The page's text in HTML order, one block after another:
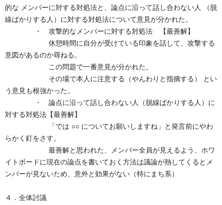
的な メンバーに対する対処法と、論点に沿って話し合わない人 （脱
線ばかりする人）に対する対処法について意見が分かれた。
・ 攻撃的なメンバーに対する対処法 【最善解】
休憩時間に自分が受けている印象を話して、攻撃する
意図があるのか尋ねる。
この問題で一番意見が分かれた。
その場で本人に注意する（やんわりと指摘する） とい
う意見も根強かった。
・ 論点に沿って話し合わない人（脱線ばかりする人）に
対する対処法【最善解】
「では ○○ についてお願いしますね」と発言前にやわ
らかく釘をさす。
最善解と思われた、メンバー全員が見えるよう、ホワ
イトボードに現在の論点を書いておく方法は議論が熱してくるとメ
ンバーが見ないため、意外と効果がない（特にまち系）
４．全体討議